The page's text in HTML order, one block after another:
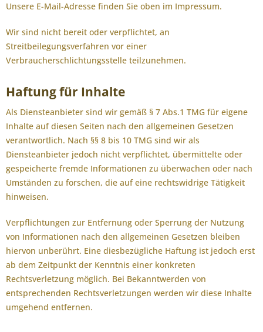
Unsere E-Mail-Adresse finden Sie oben im Impressum.
Wir sind nicht bereit oder verpflichtet, an
Streitbeilegungsverfahren vor einer
Verbraucherschlichtungsstelle teilzunehmen.
Haftung für Inhalte
Als Diensteanbieter sind wir gemäß § 7 Abs.1 TMG für eigene
Inhalte auf diesen Seiten nach den allgemeinen Gesetzen
verantwortlich. Nach §§ 8 bis 10 TMG sind wir als
Diensteanbieter jedoch nicht verpflichtet, übermittelte oder
gespeicherte fremde Informationen zu überwachen oder nach
Umständen zu forschen, die auf eine rechtswidrige Tätigkeit
hinweisen.
Verpflichtungen zur Entfernung oder Sperrung der Nutzung
von Informationen nach den allgemeinen Gesetzen bleiben
hiervon unberührt. Eine diesbezügliche Haftung ist jedoch erst
ab dem Zeitpunkt der Kenntnis einer konkreten
Rechtsverletzung möglich. Bei Bekanntwerden von
entsprechenden Rechtsverletzungen werden wir diese Inhalte
umgehend entfernen.